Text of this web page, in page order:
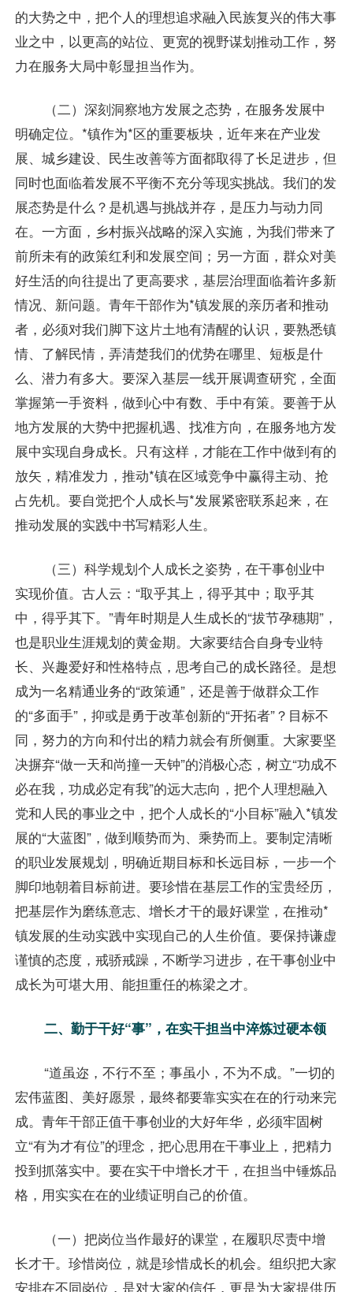
的大势之中，把个人的理想追求融入民族复兴的伟大事
业之中，以更高的站位、更宽的视野谋划推动工作，努
力在服务大局中彰显担当作为。
（二）深刻洞察地方发展之态势，在服务发展中
明确定位。*镇作为*区的重要板块，近年来在产业发
展、城乡建设、民生改善等方面都取得了长足进步，但
同时也面临着发展不平衡不充分等现实挑战。我们的发
展态势是什么？是机遇与挑战并存，是压力与动力同
在。一方面，乡村振兴战略的深入实施，为我们带来了
前所未有的政策红利和发展空间；另一方面，群众对美
好生活的向往提出了更高要求，基层治理面临着许多新
情况、新问题。青年干部作为*镇发展的亲历者和推动
者，必须对我们脚下这片土地有清醒的认识，要熟悉镇
情、了解民情，弄清楚我们的优势在哪里、短板是什
么、潜力有多大。要深入基层一线开展调查研究，全面
掌握第一手资料，做到心中有数、手中有策。要善于从
地方发展的大势中把握机遇、找准方向，在服务地方发
展中实现自身成长。只有这样，才能在工作中做到有的
放矢，精准发力，推动*镇在区域竞争中赢得主动、抢
占先机。要自觉把个人成长与*发展紧密联系起来，在
推动发展的实践中书写精彩人生。
（三）科学规划个人成长之姿势，在干事创业中
实现价值。古人云：“取乎其上，得乎其中；取乎其
中，得乎其下。”青年时期是人生成长的“拔节孕穗期”，
也是职业生涯规划的黄金期。大家要结合自身专业特
长、兴趣爱好和性格特点，思考自己的成长路径。是想
成为一名精通业务的“政策通”，还是善于做群众工作
的“多面手”，抑或是勇于改革创新的“开拓者”？目标不
同，努力的方向和付出的精力就会有所侧重。大家要坚
决摒弃“做一天和尚撞一天钟”的消极心态，树立“功成不
必在我，功成必定有我”的远大志向，把个人理想融入
党和人民的事业之中，把个人成长的“小目标”融入*镇发
展的“大蓝图”，做到顺势而为、乘势而上。要制定清晰
的职业发展规划，明确近期目标和长远目标，一步一个
脚印地朝着目标前进。要珍惜在基层工作的宝贵经历，
把基层作为磨练意志、增长才干的最好课堂，在推动*
镇发展的生动实践中实现自己的人生价值。要保持谦虚
谨慎的态度，戒骄戒躁，不断学习进步，在干事创业中
成长为可堪大用、能担重任的栋梁之才。
二、勤于干好“事”，在实干担当中淬炼过硬本领
“道虽迩，不行不至；事虽小，不为不成。”一切的
宏伟蓝图、美好愿景，最终都要靠实实在在的行动来完
成。青年干部正值干事创业的大好年华，必须牢固树
立“有为才有位”的理念，把心思用在干事业上，把精力
投到抓落实中。要在实干中增长才干，在担当中锤炼品
格，用实实在在的业绩证明自己的价值。
（一）把岗位当作最好的课堂，在履职尽责中增
长才干。珍惜岗位，就是珍惜成长的机会。组织把大家
安排在不同岗位，是对大家的信任，更是为大家提供历